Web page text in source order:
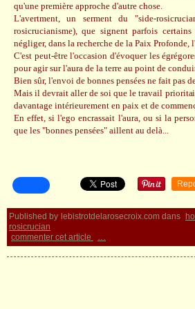
qu'une première approche d'autre chose.
L'avertment, un serment du "side-
rosicrucianisme), que signent parfois
négliger, dans la recherche de la Paix
C'est peut-être l'occasion d'évoquer les
pour agir sur l'aura de la terre au point de
Bien sûr, l'envoi de bonnes pensées ne fait pas
Mais il devrait aller de soi que le travail
davantage intérieurement en paix et de
En effet, si l'ego encrassait l'aura, ou si la
que les "bonnes pensées" aillent au delà...
Published by lebistrotdelarosecroix.com dans
rosicrucian
commenter cet article
…